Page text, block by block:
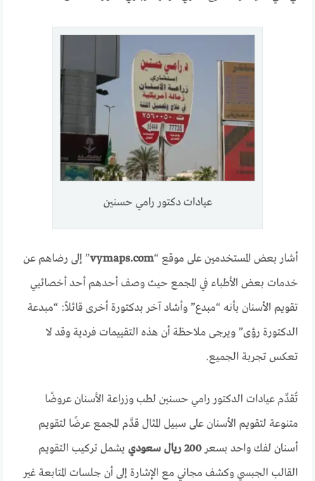
عيادات دكتور رامي حسنين
أشار بعض المستخدمين على موقع “vymaps.com” إلى رضاهم عن
خدمات بعض الأطباء في المجمع حيث وصف أحدهم أحد أخصائيي
تقويم الأسنان بأنه “مبدع” وأشاد آخر بدكتورة أخرى قائلاً: “مبدعة
الدكتورة رؤى” ويرجى ملاحظة أن هذه التقييمات فردية وقد لا
تعكس تجربة الجميع.
تُقدِّم عيادات الدكتور رامي حسنين لطب وزراعة الأسنان عروضًا
متنوعة لتقويم الأسنان على سبيل المثال قدَّم المجمع عرضًا لتقويم
أسنان لفك واحد بسعر200 ريال سعودي
يشمل تركيب التقويم
القالب الجبسي وكشف مجاني مع الإشارة إلى أن جلسات المتابعة غير